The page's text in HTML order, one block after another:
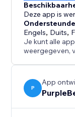
Deze app is
Engels, Duits,
Je kunt alle
weergegeven,
P
App